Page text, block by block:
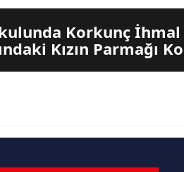
Korkunç İhmal
Kızın Parmağı